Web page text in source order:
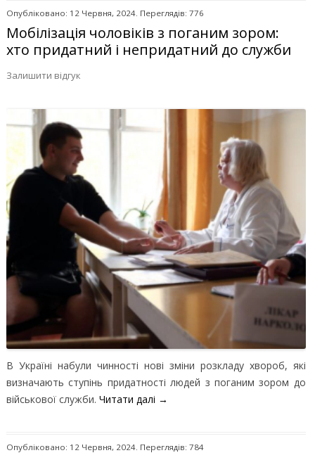
Опубліковано: 12 Червня, 2024. Переглядів: 776
Мобілізація чоловіків з поганим зором:
хто придатний і непридатний до служби
Залишити відгук
В Україні набули чинності нові зміни розкладу хвороб, які
визначають ступінь придатності людей з поганим зором до
військової служби. Читати далі →
Опубліковано: 12 Червня, 2024. Переглядів: 784